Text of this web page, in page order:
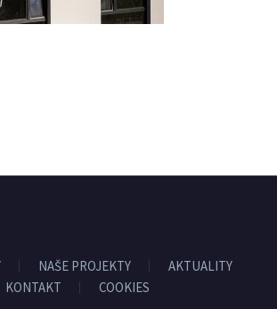
NAŠE PROJEKTY
AKTUALITY
KONTAKT
COOKIES